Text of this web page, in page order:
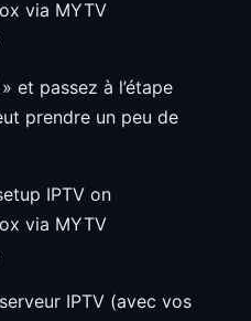
et passez à l’étape
prendre un peu de
IPTV (avec vos